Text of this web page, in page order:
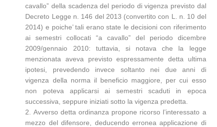
cavallo” della scadenza del periodo di vigenza previsto dal
Decreto Legge n. 146 del 2013 (convertito con L. n. 10 del
2014) e poiche’ tali erano state le decisioni con riferimento
ai semestri collocati “a cavallo” del periodo dicembre
2009/gennaio 2010: tuttavia, si notava che la legge
menzionata aveva previsto espressamente detta ultima
ipotesi, prevedendo invece soltanto nei due anni di
vigenza della norma il beneficio maggiore, per cui esso
non poteva applicarsi ai semestri scaduti in epoca
successiva, seppure iniziati sotto la vigenza predetta.
2. Avverso detta ordinanza propone ricorso l’interessato a
mezzo del difensore, deducendo erronea applicazione di